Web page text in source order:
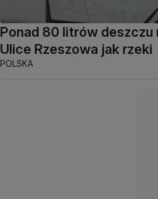
Ponad 80 litrów deszczu
Ulice Rzeszowa jak rzeki
POLSKA